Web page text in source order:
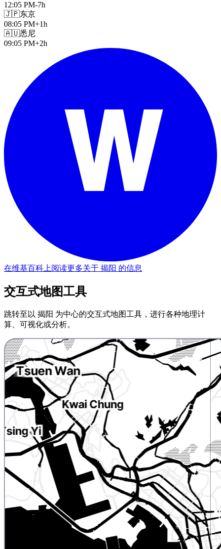
12:05 PM-7h
🇯🇵东京
08:05 PM+1h
🇦🇺悉尼
09:05 PM+2h
在维基百科上阅读更多关于 揭阳 的信息
交互式地图工具
跳转至以 揭阳 为中心的交互式地图工具，进行各种地理计
算、可视化或分析。